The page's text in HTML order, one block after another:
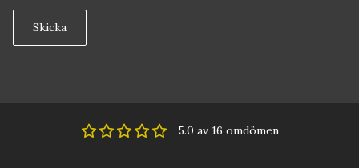
Skicka
5.0 av 16 omdömen